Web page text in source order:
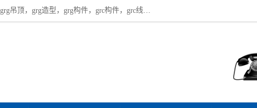
广东饰纪上品建材科技有限公司，主营广东grg厂家,广东grc厂家，grg材料，grc材料，grg厂家，grc厂家，grg吊顶，grg造型，grg构件，grc构件，grc线条，grc构件厂家,，grg材料生产厂家，grg材料定制，uhpc，uhpc厂家，uhpc外墙挂板，uhpc镂空幕墙板，厂房位于广东清远，如果您对我公司的产品服务感兴趣，请联系我们。